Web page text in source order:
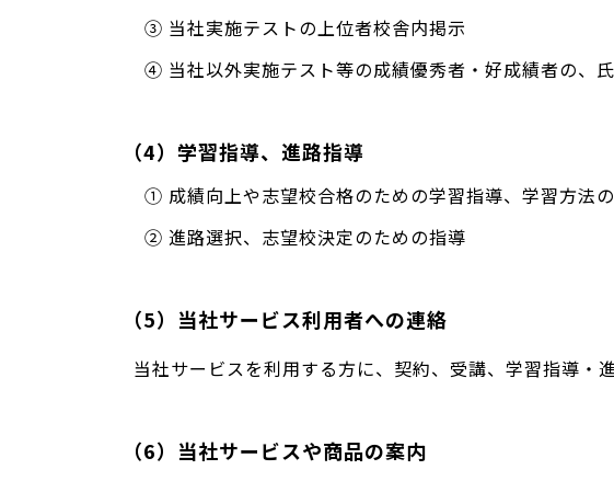
③ 当社実施テストの上位者校舎内掲示
④ 当社以外実施テスト等の成績優秀者・好成績者の、
（4）学習指導、進路指導
① 成績向上や志望校合格のための学習指導、学習方法
② 進路選択、志望校決定のための指導
（5）当社サービス利用者への連絡
当社サービスを利用する方に、契約、受講、学習指導
（6）当社サービスや商品の案内